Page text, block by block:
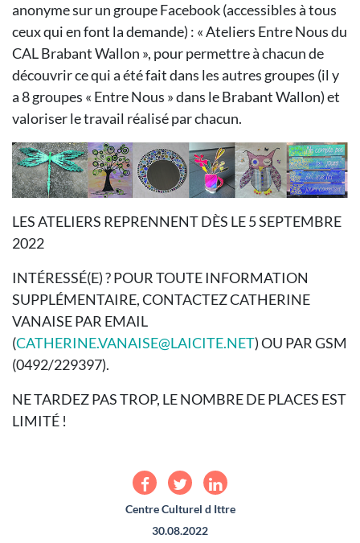
anonyme sur un groupe Facebook (accessibles à tous
ceux qui en font la demande) : « Ateliers Entre Nous du
CAL Brabant Wallon », pour permettre à chacun de
découvrir ce qui a été fait dans les autres groupes (il y
a 8 groupes « Entre Nous » dans le Brabant Wallon) et
valoriser le travail réalisé par chacun.
LES ATELIERS REPRENNENT DÈS LE 5 SEPTEMBRE
2022
INTÉRESSÉ(E) ? POUR TOUTE INFORMATION
SUPPLÉMENTAIRE, CONTACTEZ CATHERINE
VANAISE PAR EMAIL
(CATHERINE.VANAISE@LAICITE.NET) OU PAR GSM
(0492/229397).
NE TARDEZ PAS TROP, LE NOMBRE DE PLACES EST
LIMITÉ !
Centre Culturel d Ittre
30.08.2022